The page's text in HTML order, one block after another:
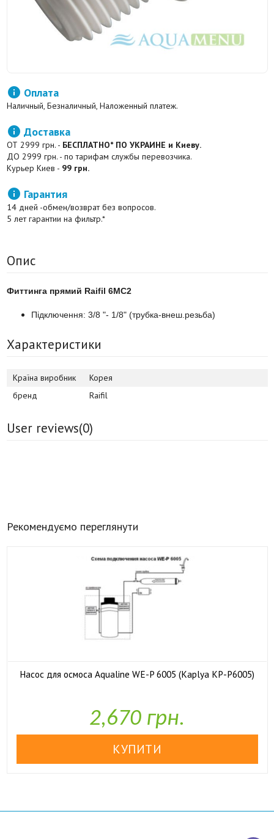
 Оплата
Наличный, Безналичный, Наложенный платеж.
 Доставка
ОТ 2999 грн. - БЕСПЛАТНО* ПО УКРАИНЕ и Киеву.
ДО 2999 грн. - по тарифам службы перевозчика.
Курьер Киев - 99 грн.
 Гарантия
14 дней -обмен/возврат без вопросов.
5 лет гарантии на фильтр.*
Опис
Фиттинга прямий Raifil 6MC2
Підключення: 3/8 "- 1/8" (трубка-внеш.резьба)
Характеристики
Країна виробник
Корея
бренд
Raifil
User reviews(0)
Рекомендуємо переглянути
Насос для осмоса Aqualine WE-P 6005 (Kaplya KP-P6005)
2,670 грн.